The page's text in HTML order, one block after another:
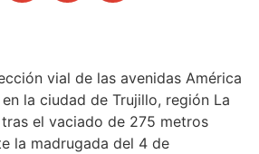
vial de las avenidas América
la ciudad de Trujillo, región La
el vaciado de 275 metros
la madrugada del 4 de